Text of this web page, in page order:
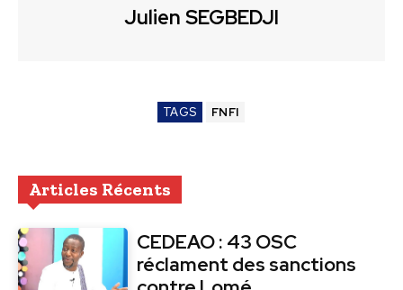
Julien SEGBEDJI
TAGS FNFI
Articles Récents
CEDEAO : 43 OSC
réclament des sanctions